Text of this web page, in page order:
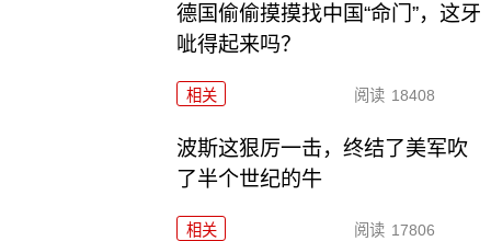
德国偷偷摸摸找中国“命门”，这牙
呲得起来吗？
相关 阅读 18408
波斯这狠厉一击，终结了美军吹
了半个世纪的牛
相关 阅读 17806